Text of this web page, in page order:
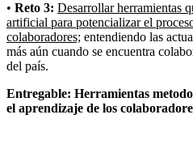
• Reto 3: Desarrollar herramientas
artificial para potencializar el
colaboradores; entendiendo las
más aún cuando se encuentra
del país.
Entregable: Herramientas
el aprendizaje de los